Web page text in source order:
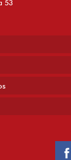
53